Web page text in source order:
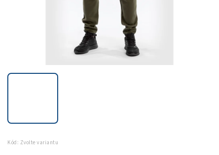
Kód: Zvolte variantu